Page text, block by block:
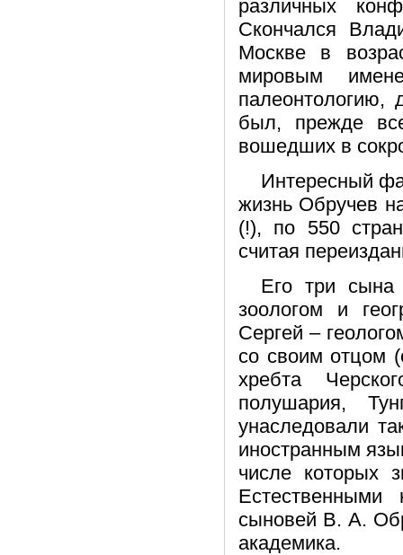
различных
Скончался
Москве в
мировым
был, прежде
вошедших в
Интересный
жизнь Обручев
(!), по 550
считая
Его три
зоологом и
Сергей –
со своим отцом
хребта
полушария,
унаследовали
иностранным
числе которых
сыновей В. А.
академика.